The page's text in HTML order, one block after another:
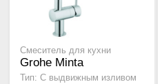
Смеситель для кухни
Grohe Minta
Тип: С выдвижным изливом